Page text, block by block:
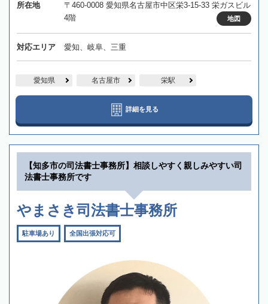
所在地
〒460-0008 愛知県名古屋市中区栄3-15-33 栄ガスビル
4階
地図
対応エリア 愛知、岐阜、三重
愛知県 名古屋市 栄駅
詳細を見る
【知多市の司法書士事務所】相談しやすく親しみやすい司
法書士事務所です
やまさき司法書士事務所
駐車場あり 全国出張対応可